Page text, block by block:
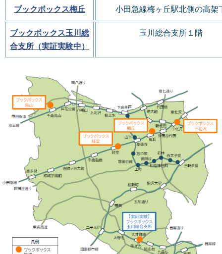
ブックボックス梅丘 小田急線梅ヶ丘駅北側の高架
ブックボックス玉川総
合支所（実証実験中）
玉川総合支所１階